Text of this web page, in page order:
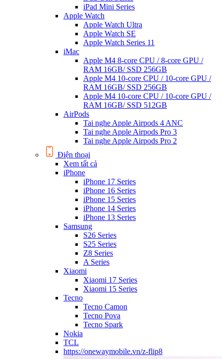
iPad Mini Series
Apple Watch
Apple Watch Ultra
Apple Watch SE
Apple Watch Series 11
iMac
Apple M4 8-core CPU / 8-core GPU /
RAM 16GB/ SSD 256GB
Apple M4 10-core CPU / 10-core GPU /
RAM 16GB/ SSD 256GB
Apple M4 10-core CPU / 10-core GPU /
RAM 16GB/ SSD 512GB
AirPods
Tai nghe Apple Airpods 4 ANC
Tai nghe Apple Airpods Pro 3
Tai nghe Apple Airpods Pro 2
Điện thoại
Xem tất cả
iPhone
iPhone 17 Series
iPhone 16 Series
iPhone 15 Series
iPhone 14 Series
iPhone 13 Series
Samsung
S26 Series
S25 Series
Z8 Series
A Series
Xiaomi
Xiaomi 17 Series
Xiaomi 15 Series
Tecno
Tecno Camon
Tecno Pova
Tecno Spark
Nokia
TCL
https://onewaymobile.vn/z-flip8